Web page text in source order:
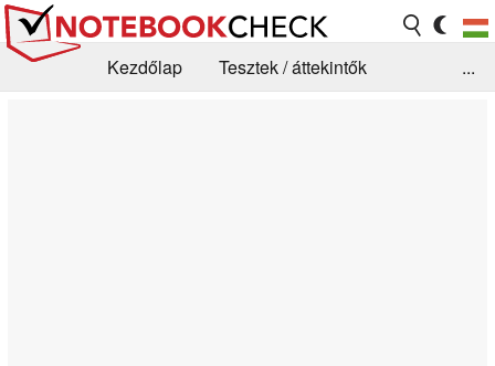
Kezdőlap
Tesztek / áttekintők
...